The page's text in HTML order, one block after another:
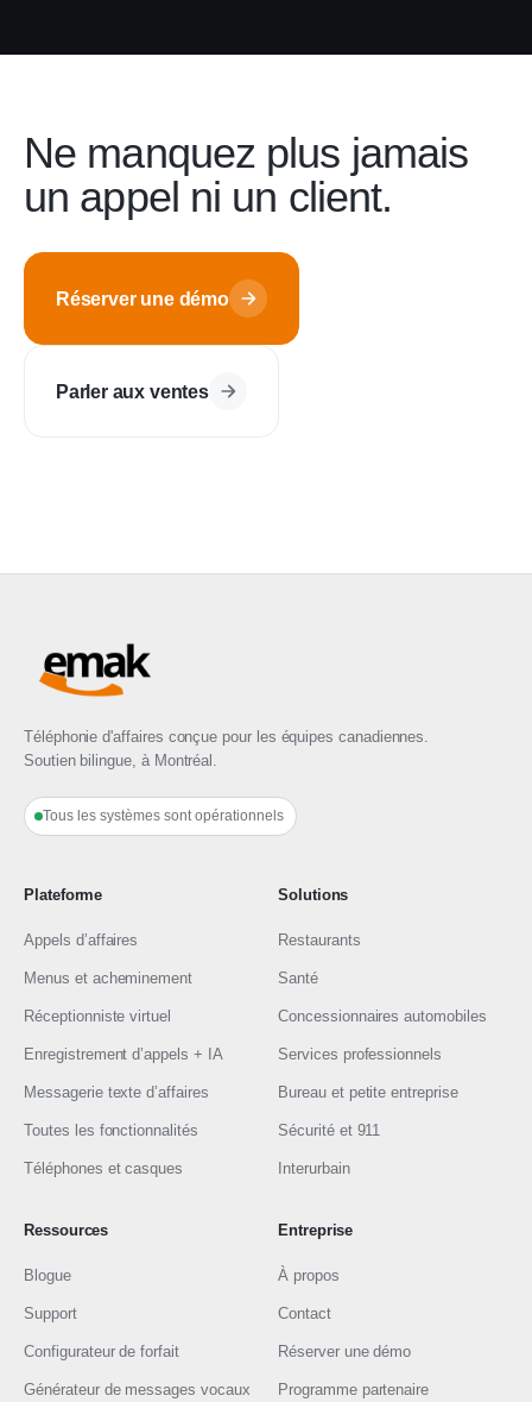
Ne manquez plus jamais
un appel ni un client.
Réserver une démo
Parler aux ventes
Téléphonie d'affaires conçue pour les équipes canadiennes.
Soutien bilingue, à Montréal.
Tous les systèmes sont opérationnels
Plateforme
Appels d’affaires
Menus et acheminement
Réceptionniste virtuel
Enregistrement d’appels + IA
Messagerie texte d’affaires
Toutes les fonctionnalités
Téléphones et casques
Solutions
Restaurants
Santé
Concessionnaires automobiles
Services professionnels
Bureau et petite entreprise
Sécurité et 911
Interurbain
Ressources
Blogue
Support
Configurateur de forfait
Générateur de messages vocaux
Entreprise
À propos
Contact
Réserver une démo
Programme partenaire